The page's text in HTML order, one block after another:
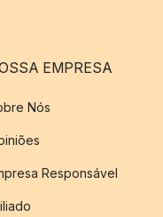
EMPRESA
Nós
Responsável